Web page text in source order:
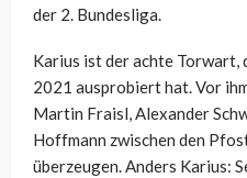
der 2. Bundesliga.
Karius ist der achte Torwart,
2021 ausprobiert hat. Vor
Martin Fraisl, Alexander
Hoffmann zwischen den
überzeugen. Anders Karius: